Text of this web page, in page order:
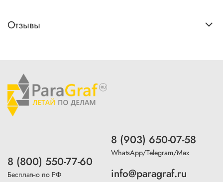
Отзывы
8 (800) 550-77-60
Бесплатно по РФ
8 (903) 650-07-58
WhatsApp/Telegram/Max
info@paragraf.ru